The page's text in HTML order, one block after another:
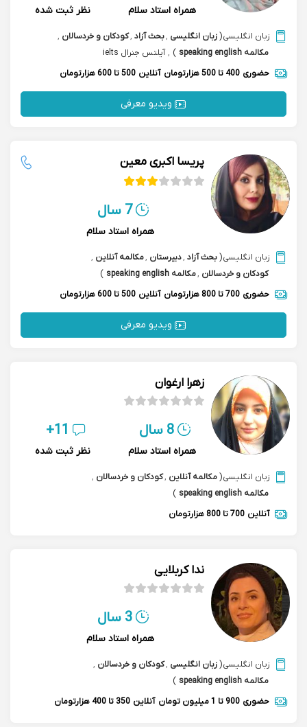
همراه استاد سلام نظر ثبت شده
زبان انگلیسی(زبان انگلیسی ,بحث آزاد ,کودکان و خردسالان ,
مکالمه speaking english
)
, آیلتس جنرال ielts
حضوری 400 تا 500 هزارتومان آنلاین 500 تا 600 هزارتومان
ویدیو معرفی
پریسا اکبری معین
7 سال
همراه استاد سلام
زبان انگلیسی(بحث آزاد ,دبیرستان ,مکالمه آنلاین ,
کودکان و خردسالان ,مکالمه speaking english
)
حضوری 700 تا 800 هزارتومان آنلاین 500 تا 600 هزارتومان
ویدیو معرفی
زهرا ارغوان
8 سال
همراه استاد سلام
11+
نظر ثبت شده
زبان انگلیسی(مکالمه آنلاین ,کودکان و خردسالان ,
مکالمه speaking english
)
آنلاین 700 تا 800 هزارتومان
ندا کربلایی
3 سال
همراه استاد سلام
زبان انگلیسی(زبان انگلیسی ,کودکان و خردسالان ,
مکالمه speaking english
)
حضوری 900 تا 1 میلیون تومان آنلاین 350 تا 400 هزارتومان